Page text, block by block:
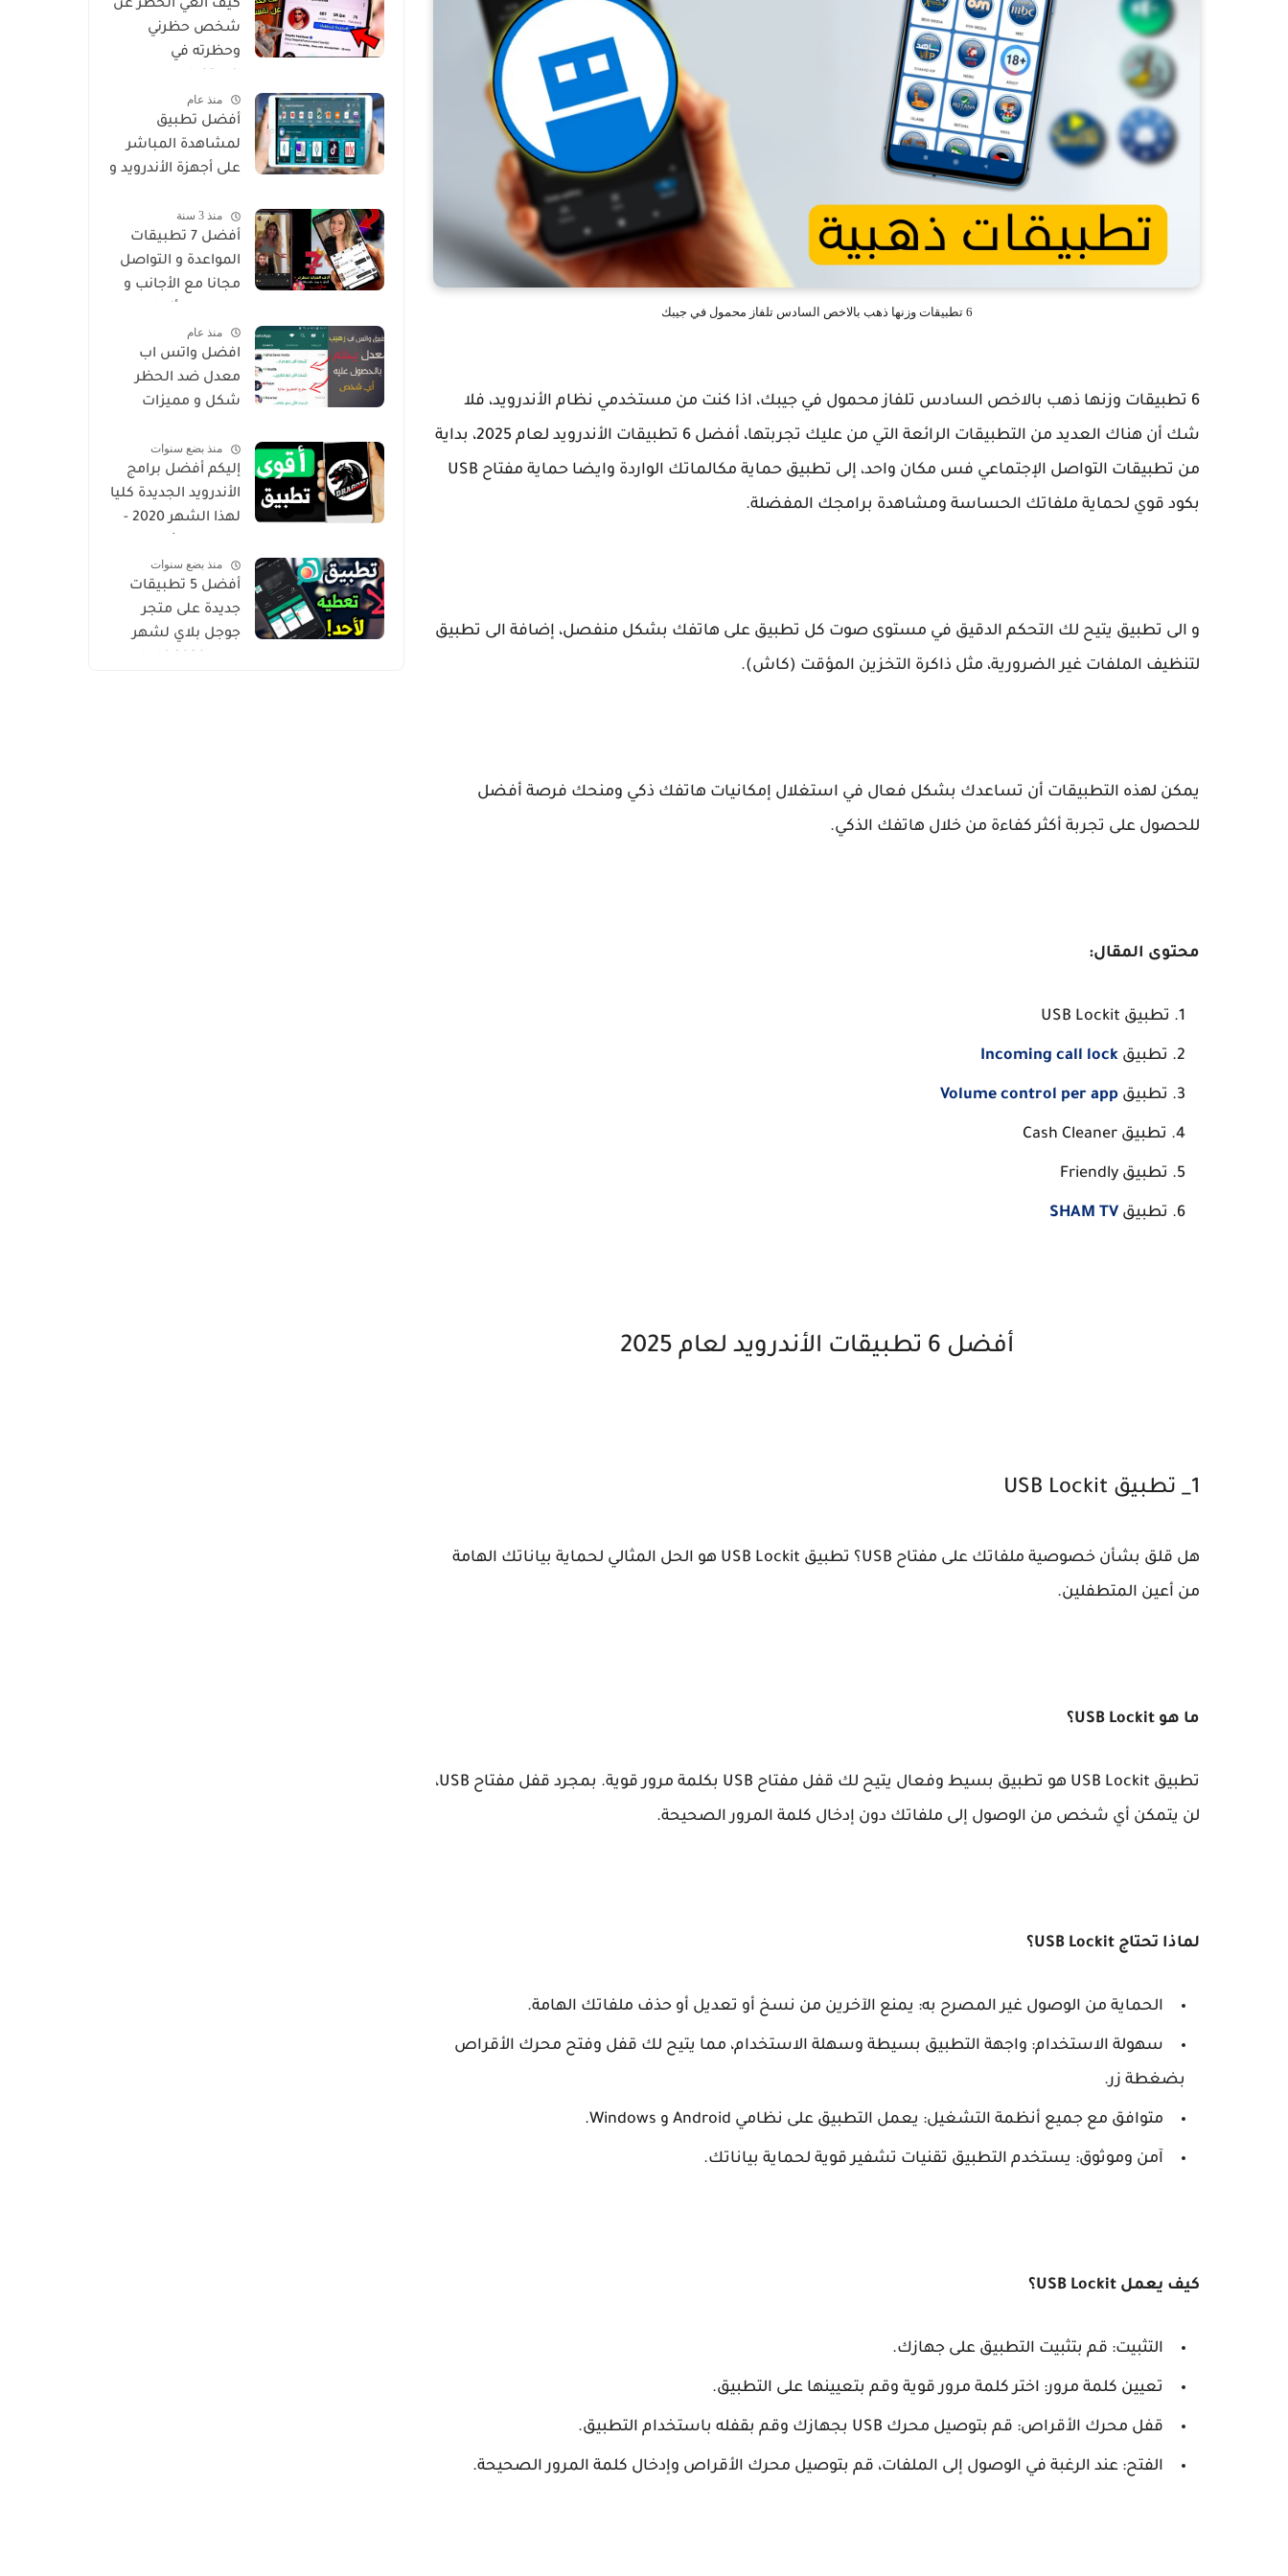
6 تطبيقات وزنها ذهب بالاخص السادس تلفاز محمول في جيبك
6 تطبيقات وزنها ذهب بالاخص السادس تلفاز محمول في جيبك، اذا كنت من مستخدمي نظام الأندرويد، فلا
شك أن هناك العديد من التطبيقات الرائعة التي من عليك تجربتها، أفضل 6 تطبيقات الأندرويد لعام 2025، بداية
من تطبيقات التواصل الإجتماعي فس مكان واحد، إلى تطبيق حماية مكالماتك الواردة وايضا حماية مفتاح USB
بكود قوي لحماية ملفاتك الحساسة ومشاهدة برامجك المفضلة.
و الى تطبيق يتيح لك التحكم الدقيق في مستوى صوت كل تطبيق على هاتفك بشكل منفصل، إضافة الى تطبيق
لتنظيف الملفات غير الضرورية، مثل ذاكرة التخزين المؤقت (كاش).
يمكن لهذه التطبيقات أن تساعدك بشكل فعال في استغلال إمكانيات هاتفك ذكي ومنحك فرصة أفضل
للحصول على تجربة أكثر كفاءة من خلال هاتفك الذكي.
محتوى المقال:
تطبيق USB Lockit
تطبيق Incoming call lock
تطبيق Volume control per app
تطبيق Cash Cleaner
تطبيق Friendly
تطبيق SHAM TV
أفضل 6 تطبيقات الأندرويد لعام 2025
1_ تطبيق USB Lockit
هل قلق بشأن خصوصية ملفاتك على مفتاح USB؟ تطبيق USB Lockit هو الحل المثالي لحماية بياناتك الهامة
من أعين المتطفلين.
ما هو USB Lockit؟
تطبيق USB Lockit هو تطبيق بسيط وفعال يتيح لك قفل مفتاح USB بكلمة مرور قوية. بمجرد قفل مفتاح USB،
لن يتمكن أي شخص من الوصول إلى ملفاتك دون إدخال كلمة المرور الصحيحة.
لماذا تحتاج USB Lockit؟
الحماية من الوصول غير المصرح به: يمنع الآخرين من نسخ أو تعديل أو حذف ملفاتك الهامة.
سهولة الاستخدام: واجهة التطبيق بسيطة وسهلة الاستخدام، مما يتيح لك قفل وفتح محرك الأقراص
بضغطة زر.
متوافق مع جميع أنظمة التشغيل: يعمل التطبيق على نظامي Android و Windows.
آمن وموثوق: يستخدم التطبيق تقنيات تشفير قوية لحماية بياناتك.
كيف يعمل USB Lockit؟
التثبيت: قم بتثبيت التطبيق على جهازك.
تعيين كلمة مرور: اختر كلمة مرور قوية وقم بتعيينها على التطبيق.
قفل محرك الأقراص: قم بتوصيل محرك USB بجهازك وقم بقفله باستخدام التطبيق.
الفتح: عند الرغبة في الوصول إلى الملفات، قم بتوصيل محرك الأقراص وإدخال كلمة المرور الصحيحة.
كيف الغي الحظر عن
شخص حظرني
وحظرته في
منذ عام
أفضل تطبيق
لمشاهدة المباشر
على أجهزة الأندرويد و
منذ 3 سنة
أفضل 7 تطبيقات
المواعدة و التواصل
مجانا مع الأجانب و
العالم
منذ عام
افضل واتس اب
معدل ضد الحظر
شكل و مميزات
Goldمنذ بضع سنوات
إليكم أفضل برامج
الأندرويد الجديدة كليا
لهذا الشهر 2020 -
حصري من أروع ما
شرحت
منذ بضع سنوات
أفضل 5 تطبيقات
جديدة على متجر
جوجل بلاي لشهر